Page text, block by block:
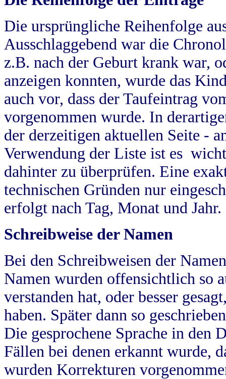
Die ursprüngliche Reihenfolge
Ausschlaggebend war die
z.B. nach der Geburt krank war,
anzeigen konnten, wurde das
auch vor, dass der Taufeintrag
vorgenommen wurde. In
der derzeitigen aktuellen Seite -
Verwendung der Liste ist es
dahinter zu überprüfen. Eine
technischen Gründen nur
erfolgt nach Tag, Monat und Jahr.
Schreibweise der Namen
Bei den Schreibweisen der
Namen wurden offensichtlich so
verstanden hat, oder besser
haben. Später dann so
Die gesprochene Sprache in
Fällen bei denen erkannt wurde,
wurden Korrekturen